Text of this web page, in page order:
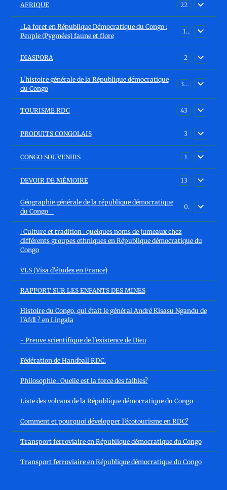
AFRIQUE 22
ℹ️ La foret en République Démocratique du Congo :
Peuple (Pygmées) faune et flore
15
DIASPORA 2
L'histoire générale de la République démocratique
du Congo
30
TOURISME RDC 43
PRODUITS CONGOLAIS 3
CONGO SOUVENIRS 1
DEVOIR DE MÉMOIRE 13
Géographie générale de la république démocratique
du Congo
0
ℹ️ Culture et tradition : quelques noms de jumeaux chez
différents groupes ethniques en République démocratique du
Congo
VLS (Visa d'études en France)
RAPPORT SUR LES ENFANTS DES MINES
Histoire du Congo, qui était le général André Kisasu Ngandu de
l'Afdl ? en Lingala
- Preuve scientifique de l'existence de Dieu
Fédération de Handball RDC.
Philosophie : Quelle est la force des faibles?
Liste des volcans de la République démocratique du Congo
Comment et pourquoi développer l’écotourisme en RDC?
Transport ferroviaire en République démocratique du Congo
Transport ferroviaire en République démocratique du Congo